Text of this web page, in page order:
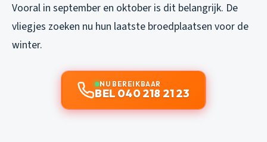
Vooral in september en oktober is dit belangrijk. De
vliegjes zoeken nu hun laatste broedplaatsen voor de
winter.
NU BEREIKBAAR
BEL 040 218 21 23